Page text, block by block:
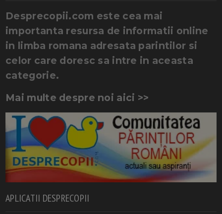
Desprecopii.com este cea mai
importanta resursa de informatii online
in limba romana adresata parintilor si
celor care doresc sa intre in aceasta
categorie.
Mai multe despre noi aici >>
APLICATII DESPRECOPII